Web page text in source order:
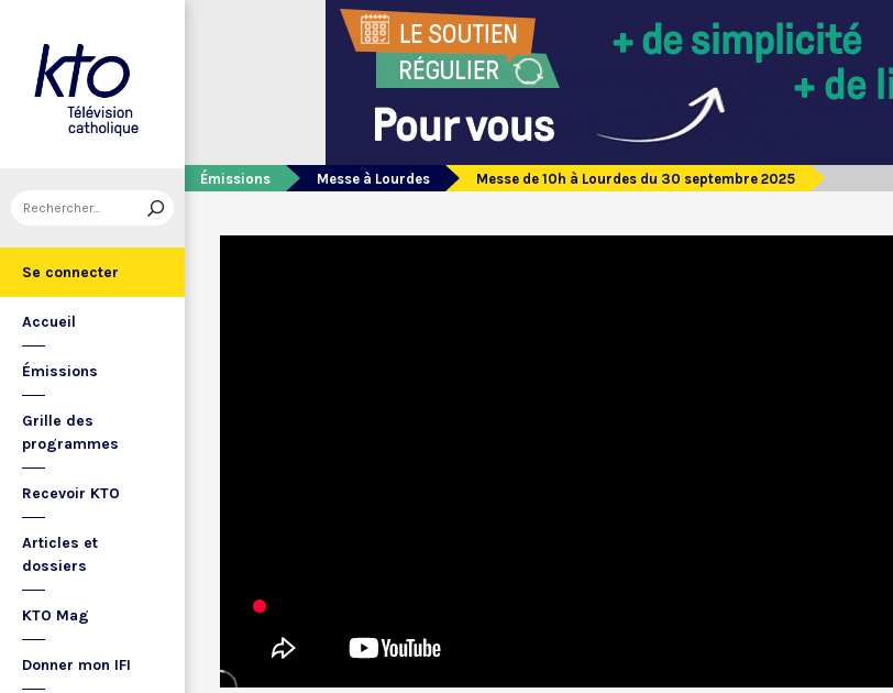
Se connecter
Accueil
Émissions
Grille des
programmes
Recevoir KTO
Articles et
dossiers
KTO Mag
Donner mon IFI
Émissions Messe à Lourdes Messe de 10h à Lourdes du 30 septembre 2025